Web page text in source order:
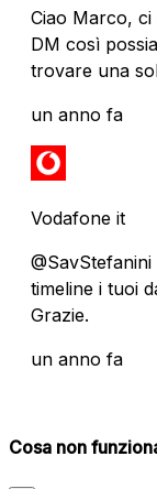
Ciao Marco, ci
DM così
trovare una
un anno fa
Vodafone it
timeline i tuoi
Grazie.
un anno fa
Cosa non